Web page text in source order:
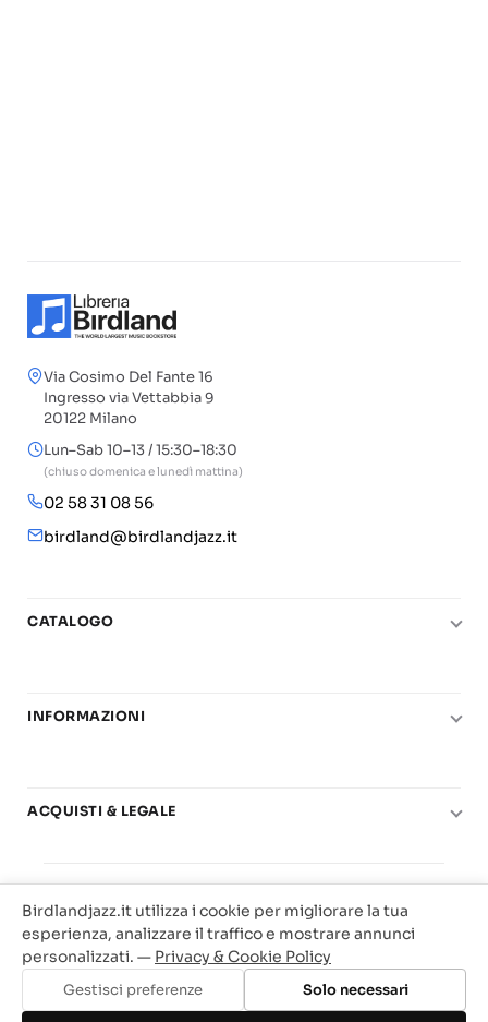
Aggiungi al carrello
Via Cosimo Del Fante 16
Ingresso via Vettabbia 9
20122 Milano
Lun–Sab 10–13 / 15:30–18:30
(chiuso domenica e lunedì mattina)
02 58 31 08 56
birdland@birdlandjazz.it
CATALOGO
Chitarra
Basi play-along
Offerte
INFORMAZIONI
Carta del Docente
ACQUISTI & LEGALE
Privacy & Cookie
Traccia il tuo ordine
Birdland Milano. P.Iva 12093700156
Web Agency Milano
Birdlandjazz.it utilizza i cookie per migliorare la tua
esperienza, analizzare il traffico e mostrare annunci
personalizzati. — Privacy & Cookie Policy
Gestisci preferenze Solo necessari